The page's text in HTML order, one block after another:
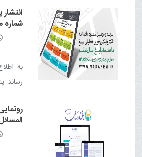
خبری
(اردیبهشت 1400)
شماره
خبری
به
رساند
منتشر شد
المسائل